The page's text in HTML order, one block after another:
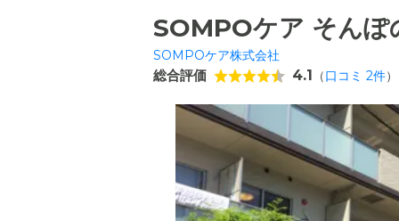
SOMPOケア そんぽ
SOMPOケア株式会社
総合評価 4.1 （口コミ 2件）